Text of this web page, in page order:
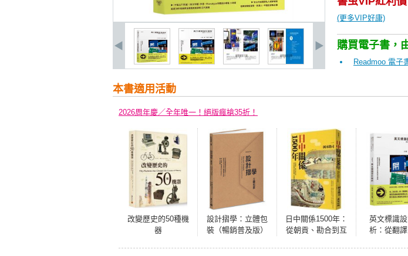
(更多VIP好康)
購買電子書，
Readmoo 電子
本書適用活動
2026周年慶／全年唯一！絕版瘋搶35折！
改變歷史的50種機
器
設計摺學：立體包
裝（暢銷普及版）
日中關係1500年：
從朝貢、勘合到互
英文標識
析：從翻